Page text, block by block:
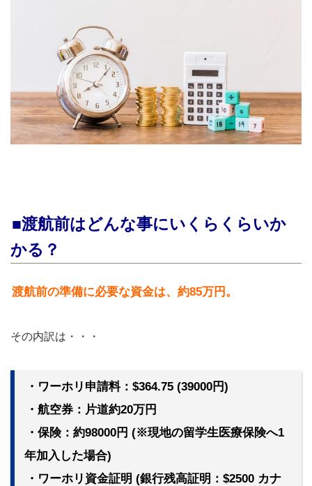
■渡航前はどんな事にいくらくらいか
かる？
渡航前の準備に必要な資金は、約85万円。
その内訳は・・・
・ワーホリ申請料：$364.75 (39000円)
・航空券：片道約20万円
・保険：約98000円 (※現地の留学生医療保険へ1
年加入した場合)
・ワーホリ資金証明 (銀行残高証明：$2500 カナ